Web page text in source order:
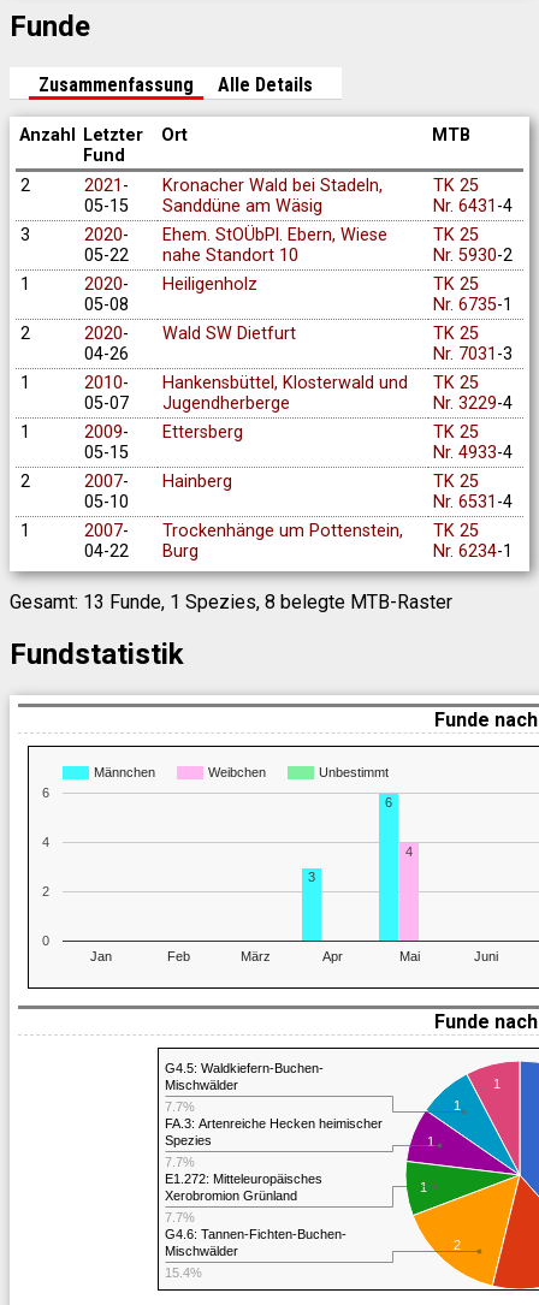
Funde
Zusammenfassung Alle Details
Anzahl
Letzter
Fund
Ort MTB
2 2021 -
05-15
Kronacher Wald bei Stadeln,
Sanddüne am Wäsig
TK 25
Nr. 6431 -4
3
2020-
05-22
Ehem. StOÜbPl. Ebern, Wiese
nahe Standort 10
TK 25
Nr. 5930-2
1
2020-
05-08
Heiligenholz
TK 25
Nr. 6735-1
2
2020-
04-26
Wald SW Dietfurt
TK 25
Nr. 7031 -3
1
2010-
05-07
Hankensbüttel, Klosterwald und
Jugendherberge
TK 25
Nr. 3229-4
1
2009-
05-15
Ettersberg
TK 25
Nr. 4933-4
2
2007-
05-10
Hainberg
TK 25
Nr. 6531 -4
1
2007-
04-22
Trockenhänge um Pottenstein,
Burg
TK 25
Nr. 6234-1
Gesamt: 13 Funde, 1 Spezies, 8 belegte MTB-Raster
Fundstatistik
Funde
Männchen Weibchen Unbestimmt
Jan Feb März Apr Mai Juni
0
2
4
6
3
6
4
Funde
1
1
1
1
2
G4.6: Tannen-Fichten-Buchen-
Mischwälder
15.4%
E1.272: Mitteleuropäisches
Xerobromion Grünland
7.7%
FA.3: Artenreiche Hecken heimischer
Spezies
7.7%
G4.5: Waldkiefern-Buchen-
Mischwälder
7.7%